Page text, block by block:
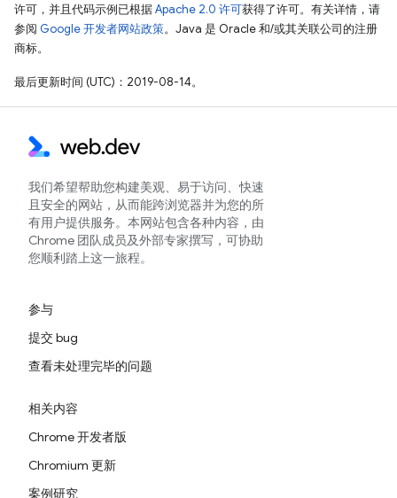
许可，并且代码示例已根据Apache 2.0 许可获得了许可。有关详情，请
参阅 Google 开发者网站政策。Java 是 Oracle 和/或其关联公司的注册
商标。
最后更新时间 (UTC)：2019-08-14。
我们希望帮助您构建美观、易于访问、快速
且安全的网站，从而能跨浏览器并为您的所
有用户提供服务。本网站包含各种内容，由
Chrome 团队成员及外部专家撰写，可协助
您顺利踏上这一旅程。
参与
提交 bug
查看未处理完毕的问题
相关内容
Chrome 开发者版
Chromium 更新
案例研究